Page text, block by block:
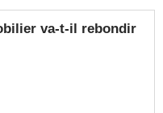
va-t-il rebondir